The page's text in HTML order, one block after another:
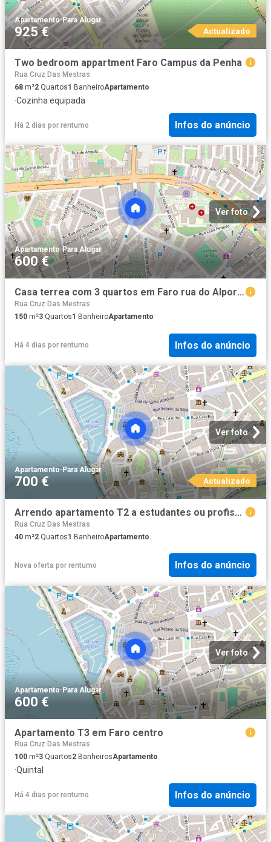
Apartamento·Para Alugar
925 € Actualizado
Two bedroom appartment Faro Campus da Penha
Rua Cruz Das Mestras
68 m²2 Quartos1 BanheiroApartamento
·Cozinha equipada
Há 2 dias por rentumo Infos do anúncio
Ver foto
Apartamento·Para Alugar
600 €
Casa terrea com 3 quartos em Faro rua do Alportel
Rua Cruz Das Mestras
150 m²3 Quartos1 BanheiroApartamento
Há 4 dias por rentumo Infos do anúncio
Ver foto
Apartamento· Para Alugar
700 € Actualizado
Arrendo apartamento T2 a estudantes ou profissionais Faro
Rua Cruz Das Mestras
40 m²2 Quartos1 BanheiroApartamento
Nova oferta por rentumo Infos do anúncio
Ver foto
Apartamento·Para Alugar
600 €
Apartamento T3 em Faro centro
Rua Cruz Das Mestras
100 m²3 Quartos2 BanheirosApartamento
·Quintal
Há 4 dias por rentumo Infos do anúncio